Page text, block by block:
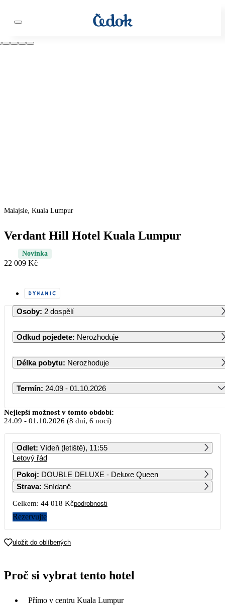
Malajsie, Kuala Lumpur
Verdant Hill Hotel Kuala Lumpur
Novinka
22 009 Kč
Osoby: 2 dospělí
Odkud pojedete: Nerozhoduje
Délka pobytu: Nerozhoduje
Termín: 24.09 - 01.10.2026
Září 2026
PO ÚT ST ČT PÁ SO NE
35 219 27 239 35 059
7
22 509
21
22 509
30 619
Nejlepší možnost v tomto období:
24.09 - 01.10.2026 (8 dní, 6 nocí)
Odlet: Vídeň (letiště), 11:55
Letový řád
Pokoj: DOUBLE DELUXE - Deluxe Queen
Strava: Snídaně
Celkem: 44 018 Kčpodrobnosti
Rezervujte
uložit do oblíbených
Proč si vybrat tento hotel
Přímo v centru Kuala Lumpur